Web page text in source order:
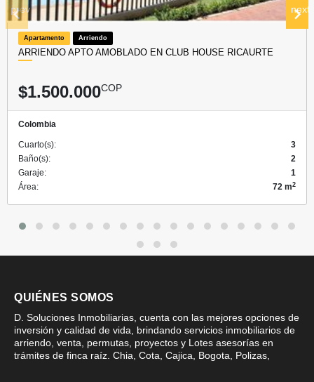
Apartamento Arriendo
ARRIENDO APTO AMOBLADO EN CLUB HOUSE RICAURTE
$1.500.000COP
Colombia
Cuarto(s):
3
Baño(s):
2
Garaje:
1
Área:
72 m2
prev next
QUIÉNES SOMOS
D. Soluciones Inmobiliarias, cuenta con las mejores opciones de
inversión y calidad de vida, brindando servicios inmobiliarios de
arriendo, venta, permutas, proyectos y Lotes asesorías en
trámites de finca raíz. Chia, Cota, Cajica, Bogota, Polizas,